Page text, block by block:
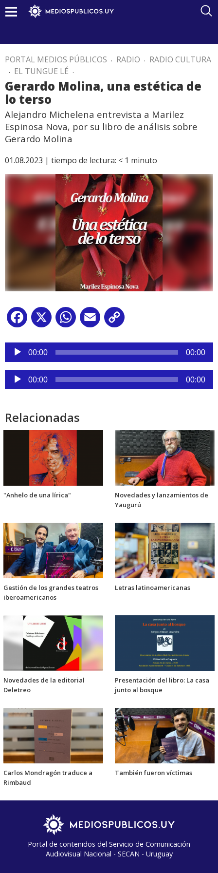
PORTAL MEDIOS PÚBLICOS . RADIO . RADIO CULTURA
. EL TUNGUE LÉ .
Gerardo Molina, una estética de
lo terso
Alejandro Michelena entrevista a Marilez
Espinosa Nova, por su libro de análisis sobre
Gerardo Molina
01.08.2023 | tiempo de lectura: < 1 minuto
Facebook
X WhatsApp
Email
Reproductor
audio
00:00 00:00
Reproductor
de
00:00 00:00
Relacionadas
"Anhelo de una lírica"
Novedades y lanzamientos de
Yaugurú
Gestión de los grandes teatros
iberoamericanos
Letras latinoamericanas
Novedades de la editorial
Deletreo
Presentación del libro: La casa
junto al bosque
Carlos Mondragón traduce a
Rimbaud
También fueron víctimas
Portal de contenidos del Servicio de Comunicación
Audiovisual Nacional - SECAN - Uruguay